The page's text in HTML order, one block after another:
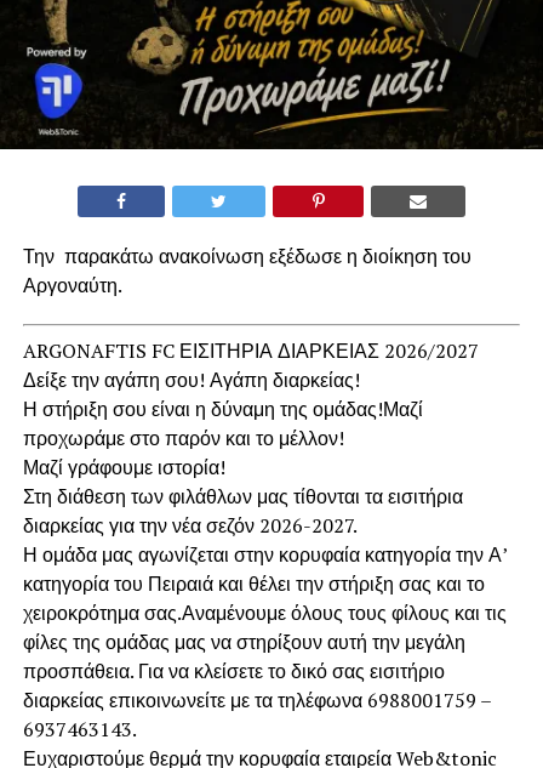
Την παρακάτω ανακοίνωση εξέδωσε η διοίκηση του
Αργοναύτη.
ARGONAFTIS FC ΕΙΣΙΤΗΡΙΑ ΔΙΑΡΚΕΙΑΣ 2026/2027
Δείξε την αγάπη σου! Αγάπη διαρκείας!
Η στήριξη σου είναι η δύναμη της ομάδας!Μαζί
προχωράμε στο παρόν και το μέλλον!
Μαζί γράφουμε ιστορία!
Στη διάθεση των φιλάθλων μας τίθονται τα εισιτήρια
διαρκείας για την νέα σεζόν 2026-2027.
Η ομάδα μας αγωνίζεται στην κορυφαία κατηγορία την Α’
κατηγορία του Πειραιά και θέλει την στήριξη σας και το
χειροκρότημα σας.Αναμένουμε όλους τους φίλους και τις
φίλες της ομάδας μας να στηρίξουν αυτή την μεγάλη
προσπάθεια. Για να κλείσετε το δικό σας εισιτήριο
διαρκείας επικοινωνείτε με τα τηλέφωνα 6988001759 –
6937463143.
Ευχαριστούμε θερμά την κορυφαία εταιρεία Web&tonic